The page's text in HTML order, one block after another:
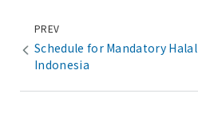
PREV
Schedule for Mandatory
Indonesia